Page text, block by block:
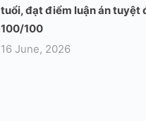
tuổi, đạt điểm luận án tuyệt
100/100
16 June, 2026